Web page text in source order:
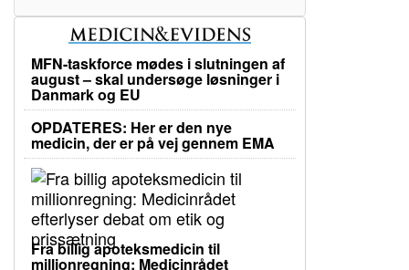
MFN-taskforce mødes i slutningen af
august – skal undersøge løsninger i
Danmark og EU
OPDATERES: Her er den nye
medicin, der er på vej gennem EMA
Fra billig apoteksmedicin til
millionregning: Medicinrådet